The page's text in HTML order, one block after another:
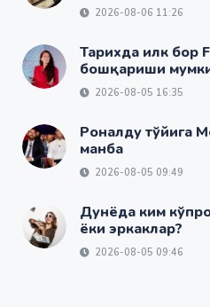
2026-08-06 11:26
Тарихда илк бор
бошқариши
2026-08-05 16:35
Роналду тўйига
манба
2026-08-05 09:49
Дунёда ким
ёки эркаклар?
2026-08-05 09:46